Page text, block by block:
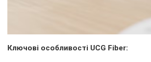
Ключові особливості UCG Fiber: